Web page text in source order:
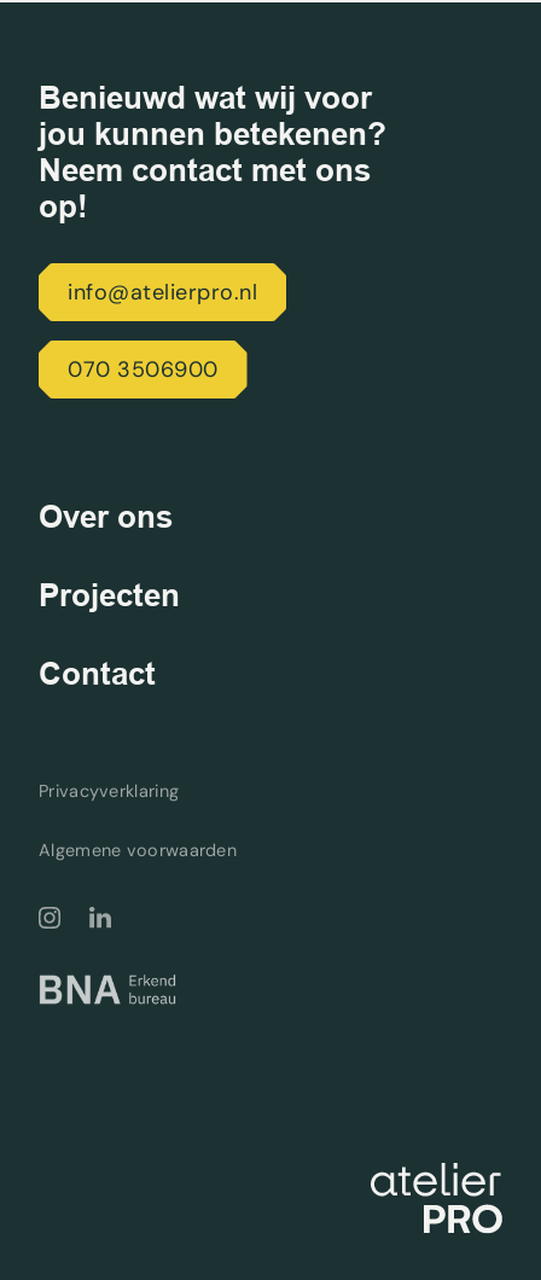
Benieuwd wat wij voor
jou kunnen betekenen?
Neem contact met ons
op!
info@atelierpro.nl
070 3506900
Over ons
Projecten
Contact
Privacyverklaring
Algemene voorwaarden